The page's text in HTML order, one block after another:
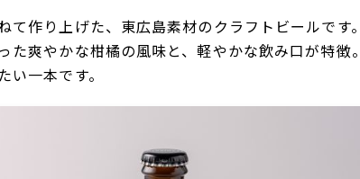
作り上げた、東広島素材のクラフトビールです。
た爽やかな柑橘の風味と、軽やかな飲み口が特徴。
い一本です。